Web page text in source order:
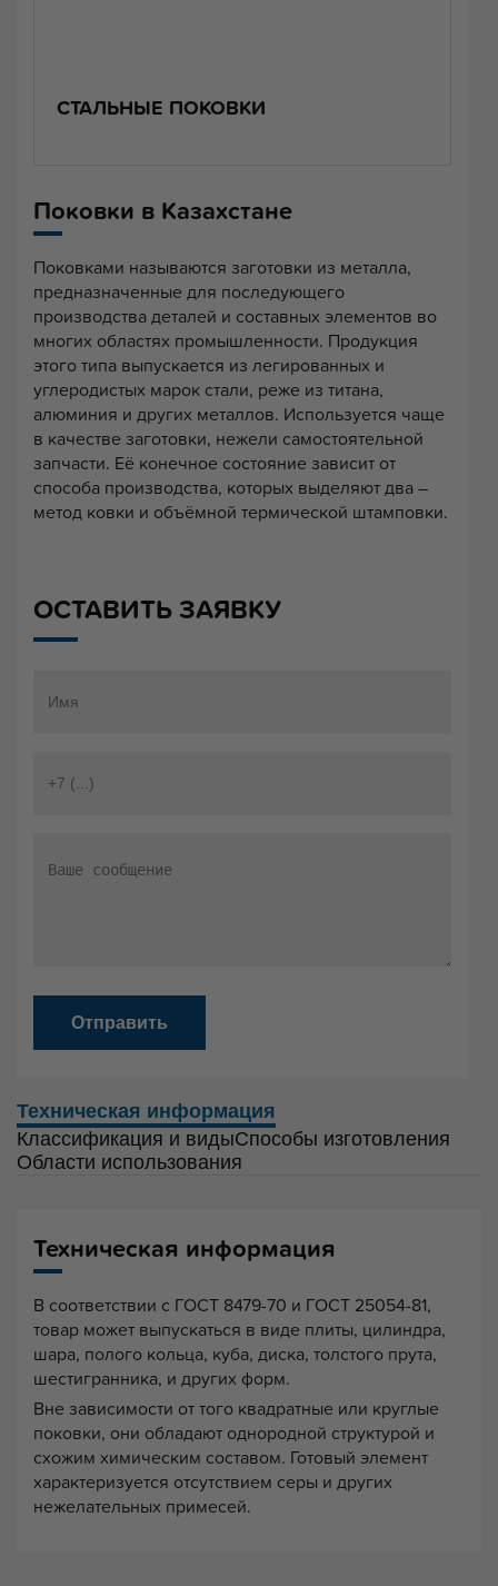
СТАЛЬНЫЕ ПОКОВКИ
Поковки в Казахстане
Поковками называются заготовки из металла,
предназначенные для последующего
производства деталей и составных элементов во
многих областях промышленности. Продукция
этого типа выпускается из легированных и
углеродистых марок стали, реже из титана,
алюминия и других металлов. Используется чаще
в качестве заготовки, нежели самостоятельной
запчасти. Её конечное состояние зависит от
способа производства, которых выделяют два –
метод ковки и объёмной термической штамповки.
ОСТАВИТЬ ЗАЯВКУ
Отправить
Техническая информация
Классификация и видыСпособы изготовления
Области использования
Техническая информация
В соответствии с ГОСТ 8479-70 и ГОСТ 25054-81,
товар может выпускаться в виде плиты, цилиндра,
шара, полого кольца, куба, диска, толстого прута,
шестигранника, и других форм.
Вне зависимости от того квадратные или круглые
поковки, они обладают однородной структурой и
схожим химическим составом. Готовый элемент
характеризуется отсутствием серы и других
нежелательных примесей.